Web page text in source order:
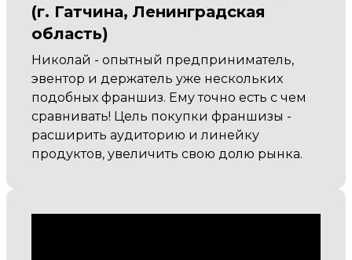
(г. Гатчина, Ленинградская
область)
Николай - опытный предприниматель,
эвентор и держатель уже нескольких
подобных франшиз. Ему точно есть с чем
сравнивать! Цель покупки франшизы -
расширить аудиторию и линейку
продуктов, увеличить свою долю рынка.